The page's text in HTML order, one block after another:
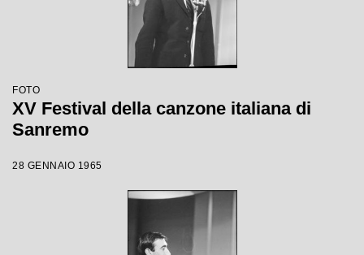
FOTO
XV Festival della canzone italiana di
Sanremo
28 GENNAIO 1965